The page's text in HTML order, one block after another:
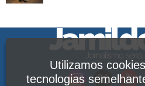
Utilizamos
tecnologias